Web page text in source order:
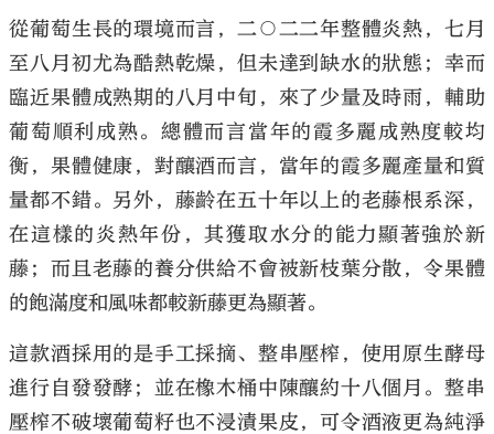
從葡萄生長的環境而言，二○二二年整體炎熱，七月
至八月初尤為酷熱乾燥，但未達到缺水的狀態；幸而
臨近果體成熟期的八月中旬，來了少量及時雨，輔助
葡萄順利成熟。總體而言當年的霞多麗成熟度較均
衡，果體健康，對釀酒而言，當年的霞多麗產量和質
量都不錯。另外，藤齡在五十年以上的老藤根系深，
在這樣的炎熱年份，其獲取水分的能力顯著強於新
藤；而且老藤的養分供給不會被新枝葉分散，令果體
的飽滿度和風味都較新藤更為顯著。
這款酒採用的是手工採摘、整串壓榨，使用原生酵母
進行自發發酵；並在橡木桶中陳釀約十八個月。整串
壓榨不破壞葡萄籽也不浸漬果皮，可令酒液更為純淨